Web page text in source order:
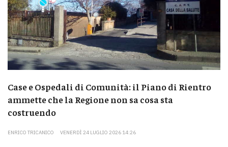
Case e Ospedali di Comunità: il Piano di Rientro
ammette che la Regione non sa cosa sta
costruendo
ENRICO TRICANICO VENERDÌ 24 LUGLIO 2026 14:26